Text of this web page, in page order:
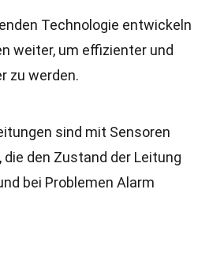
Technologie entwickeln
weiter, um effizienter und
zu werden.
sind mit Sensoren
den Zustand der Leitung
bei Problemen Alarm